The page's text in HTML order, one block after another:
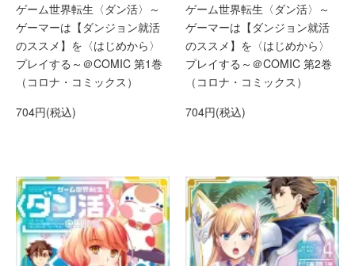
ゲーム世界転生〈ダン活〉～
ゲーマーは【ダンジョン就活
のススメ】を〈はじめから〉
プレイする～＠COMIC 第1巻
（コロナ・コミックス）
704円(税込)
ゲーム世界転生〈ダン活〉～
ゲーマーは【ダンジョン就活
のススメ】を〈はじめから〉
プレイする～＠COMIC 第2巻
（コロナ・コミックス）
704円(税込)